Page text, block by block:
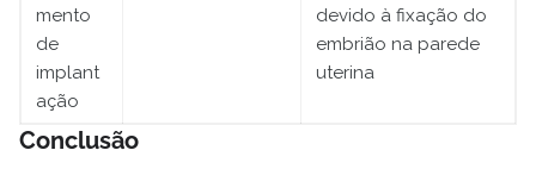
mento
de
implant
ação
devido à fixação do
embrião na parede
uterina
Conclusão